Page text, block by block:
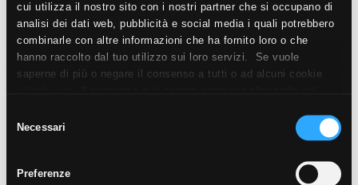
cui utilizza il nostro sito con i nostri partner che si occupano di
analisi dei dati web, pubblicità e social media i quali potrebbero
combinarle con altre informazioni che ha fornito loro o che
hanno raccolto dal tuo utilizzo sui loro servizi. Se vuole
saperne di più o negare il consenso a tutti o ad alcuni cookie
può negare il consenso sul tasto “Rifiuta".
delNecessari
Preferenze